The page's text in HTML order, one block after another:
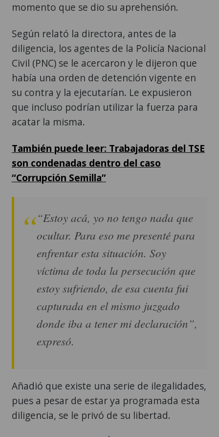
momento que se dio su aprehensión.
Según relató la directora, antes de la
diligencia, los agentes de la Policía Nacional
Civil (PNC) se le acercaron y le dijeron que
había una orden de detención vigente en
su contra y la ejecutarían. Le expusieron
que incluso podrían utilizar la fuerza para
acatar la misma.
También puede leer: Trabajadoras del TSE
son condenadas dentro del caso
“Corrupción Semilla”
“Estoy acá, yo no tengo nada que
ocultar. Para eso me presenté para
enfrentar esta situación. Soy
víctima de toda la persecución que
estoy sufriendo, de esa cuenta fui
capturada en el mismo juzgado
donde iba a tener mi declaración”,
expresó.
Añadió que existe una serie de ilegalidades,
pues a pesar de estar ya programada esta
diligencia, se le privó de su libertad.